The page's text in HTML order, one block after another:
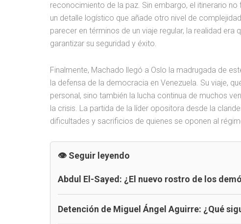
reconocimiento de la paz. Sin embargo, el itinerario
un detalle logístico que añade otro nivel de
parecer en términos de un viaje regular, la realidad
garantizar su seguridad y éxito.
Finalmente, Machado llegó a Oslo la madrugada de
la defensa de la democracia en Venezuela. Su viaje,
personal, sino también la lucha continua de muchos
la crisis. La partida de la líder opositora desde la
dificultades y sacrificios de quienes se oponen al
Seguir leyendo
Abdul El-Sayed: ¿El nuevo rostro de los
Detención de Miguel Ángel Aguirre: ¿Qué